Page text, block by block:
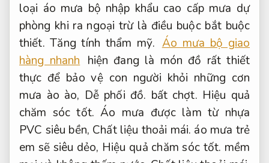
loại áo mưa bộ nhập khẩu cao cấp mưa dự
phòng khi ra ngoại trừ là điều buộc bắt buộc
thiết.Tăng tính thẩm mỹ. Áo mưa bộ giao
hàng nhanh hiện đang là món đồ rất thiết
thực để bảo vệ con người khỏi những cơn
mưa ào ào, Dễ phối đồ. bất chợt. Hiệu quả
chăm sóc tốt. Áo mưa được làm từ nhựa
PVC siêu bền, Chất liệu thoải mái. áo mưa trẻ
em sẽ siêu dẻo, Hiệu quả chăm sóc tốt. mềm